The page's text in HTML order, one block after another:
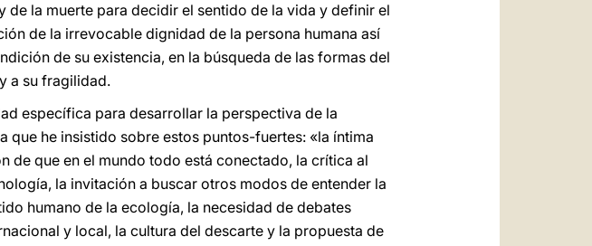
la muerte para decidir el sentido de la vida y definir el
de la irrevocable dignidad de la persona humana así
de su existencia, en la búsqueda de las formas del
a su fragilidad.
específica para desarrollar la perspectiva de la
que he insistido sobre estos puntos-fuertes: «la íntima
que en el mundo todo está conectado, la crítica al
la invitación a buscar otros modos de entender la
humano de la ecología, la necesidad de debates
y local, la cultura del descarte y la propuesta de